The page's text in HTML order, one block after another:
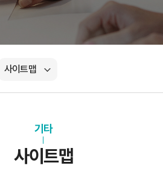
사이트맵
기타
사이트맵